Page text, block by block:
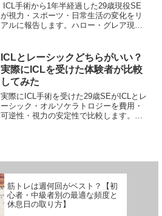
ICL手術から1年半経過した29歳現役SE
が視力・スポーツ・日常生活の変化をリ
アルに報告します。ハロー・グレア現象
ICLとレーシックどちらがいい？
実際にICLを受けた体験者が比較
してみた
実際にICL手術を受けた29歳SEがICLとレ
ーシック・オルソケラトロジーを費用・
可逆性・視力の安定性で比較します。各
筋トレは週何回がベスト？【初
心者・中級者別の最適な頻度と
休息日の取り方】